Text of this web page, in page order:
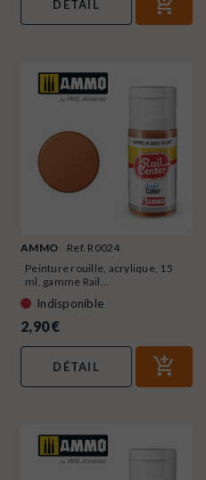
DÉTAIL
AMMO
Ref. R0024
Peinture rouille, acrylique, 15
ml, gamme Rail...
Indisponible
2,90 €
DÉTAIL